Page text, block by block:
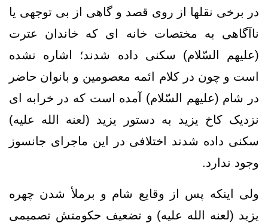
در برخی نقلها از روی قصد و گاهی از بی توجهی یا
ناآگاهی به مختصات خانه ای که خاندان عترت
(علیهم السّلام) سکنی داده شدند؛ اشاره نشده
است و چون در کلام ائمه معصومین و بانوان حاضر
در شام (علیهم السّلام) آمده است که در خرابه ای
نزدیک کاخ یزید به دستور یزید (لعنه الله علیه)
سکنی داده شدند اختلافی در این ماجرای جانسوز
وجود ندارد.
ولی اینکه پس از وقایع شام و برملأ شدن چهره
یزید (لعنه الله علیه) و تضعیف حکومتش تصمیمی